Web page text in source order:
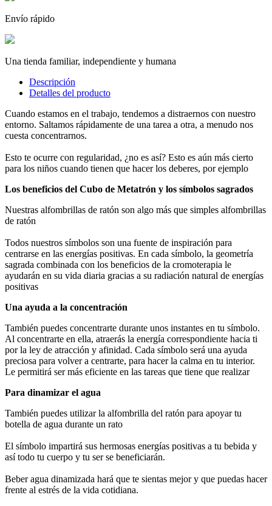
Envío rápido
Una tienda familiar, independiente y humana
Descripción
Detalles del producto
Cuando estamos en el trabajo, tendemos a distraernos con nuestro
entorno. Saltamos rápidamente de una tarea a otra, a menudo nos
cuesta concentrarnos.
Esto te ocurre con regularidad, ¿no es así? Esto es aún más cierto
para los niños cuando tienen que hacer los deberes, por ejemplo
Los beneficios del Cubo de Metatrón y los símbolos sagrados
Nuestras alfombrillas de ratón son algo más que simples alfombrillas
de ratón
Todos nuestros símbolos son una fuente de inspiración para
centrarse en las energías positivas. En cada símbolo, la geometría
sagrada combinada con los beneficios de la cromoterapia le
ayudarán en su vida diaria gracias a su radiación natural de energías
positivas
Una ayuda a la concentración
También puedes concentrarte durante unos instantes en tu símbolo.
Al concentrarte en ella, atraerás la energía correspondiente hacia ti
por la ley de atracción y afinidad. Cada símbolo será una ayuda
preciosa para volver a centrarte, para hacer la calma en tu interior.
Le permitirá ser más eficiente en las tareas que tiene que realizar
Para dinamizar el agua
También puedes utilizar la alfombrilla del ratón para apoyar tu
botella de agua durante un rato
El símbolo impartirá sus hermosas energías positivas a tu bebida y
así todo tu cuerpo y tu ser se beneficiarán.
Beber agua dinamizada hará que te sientas mejor y que puedas hacer
frente al estrés de la vida cotidiana.